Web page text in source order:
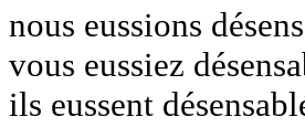
nous eussions
vous eussiez
ils eussent